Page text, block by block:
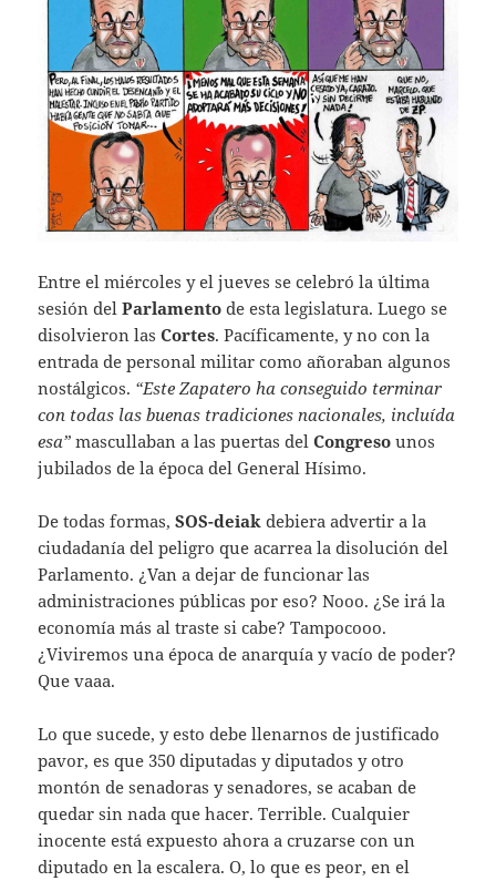
Entre el miércoles y el jueves se celebró la última
sesión delParlamento de esta legislatura. Luego se
disolvieron lasCortes. Pacíficamente, y no con la
entrada de personal militar como añoraban algunos
nostálgicos. “Este Zapatero ha conseguido terminar
con todas las buenas tradiciones nacionales, incluída
esa” mascullaban a las puertas delCongreso unos
jubilados de la época del General Hísimo.
De todas formas,SOS-deiak debiera advertir a la
ciudadanía del peligro que acarrea la disolución del
Parlamento. ¿Van a dejar de funcionar las
administraciones públicas por eso? Nooo. ¿Se irá la
economía más al traste si cabe? Tampocooo.
¿Viviremos una época de anarquía y vacío de poder?
Que vaaa.
Lo que sucede, y esto debe llenarnos de justificado
pavor, es que 350 diputadas y diputados y otro
montón de senadoras y senadores, se acaban de
quedar sin nada que hacer. Terrible. Cualquier
inocente está expuesto ahora a cruzarse con un
diputado en la escalera. O, lo que es peor, en el